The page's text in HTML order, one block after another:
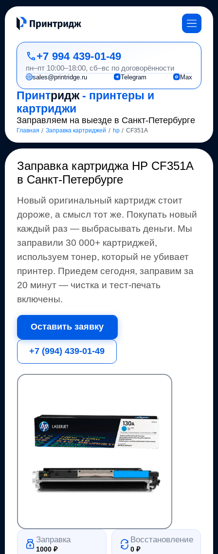
Принтридж- принтеры и
картриджи
Заправляем на выезде в Санкт-Петербурге
Главная / Заправка картриджей / hp / CF351A
+7 994 439-01-49
пн–пт 10:00–18:00, сб–вс по договорённости
sales@printridge.ru Telegram Max
Заправка картриджа HP CF351A
в Санкт-Петербурге
Новый оригинальный картридж стоит
дороже, а смысл тот же. Покупать новый
каждый раз — выбрасывать деньги. Мы
заправили 30 000+ картриджей,
используем тонер, который не убивает
принтер. Приедем сегодня, заправим за
20 минут — чистка и тест-печать
включены.
Оставить заявку
+7 (994) 439-01-49
Заправка
1000₽
Восстановление
0₽